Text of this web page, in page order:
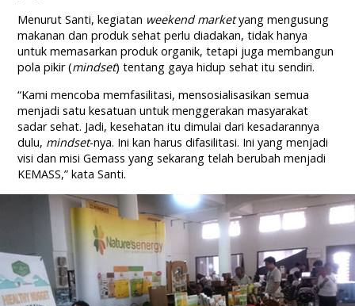
Menurut Santi, kegiatan weekend marketyang mengusung
makanan dan produk sehat perlu diadakan, tidak hanya
untuk memasarkan produk organik, tetapi juga membangun
pola pikir (mindset) tentang gaya hidup sehat itu sendiri.
“Kami mencoba memfasilitasi, mensosialisasikan semua
menjadi satu kesatuan untuk menggerakan masyarakat
sadar sehat. Jadi, kesehatan itu dimulai dari kesadarannya
dulu, mindset-nya. Ini kan harus difasilitasi. Ini yang menjadi
visi dan misi Gemass yang sekarang telah berubah menjadi
KEMASS,” kata Santi.